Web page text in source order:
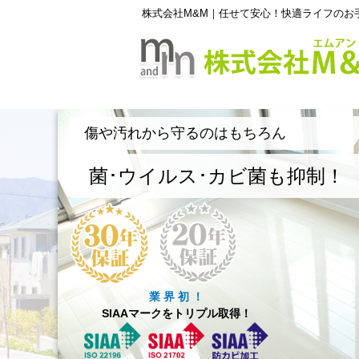
株式会社M&M｜任せて安心！快適ライフのお
傷や汚れから守るのはもちろん
菌･ウイルス･カビ菌も抑制！
業 界 初 ！
SIAAマークをトリプル取得！